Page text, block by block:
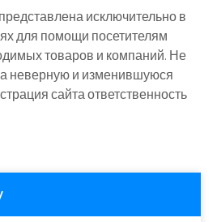
исключительно в
для помощи посетителям
товаров и компаний. Не
неверную и изменившуюся
сайта ответственность